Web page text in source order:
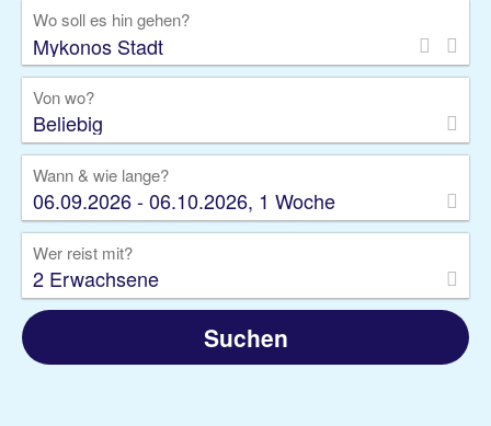
Kreuzfahrten
Rundreisen
Privattransfer
Zusatzleistungen
Wo soll es hin gehen?
Von wo?
Beliebig
Wann & wie lange?
06.09.2026 - 06.10.2026, 1 Woche
Wer reist mit?
2 Erwachsene
Suchen